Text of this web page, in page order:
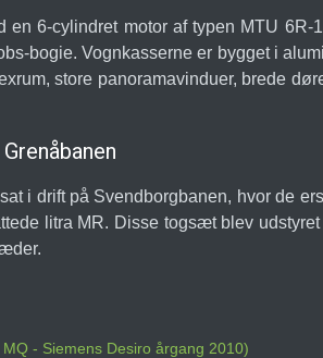
en 6-cylindret motor af typen MTU
bogie. Vognkasserne er bygget i
store panoramavinduer, brede
i drift på Svendborgbanen, hvor de
litra MR. Disse togsæt blev
- Siemens Desiro årgang 2010)